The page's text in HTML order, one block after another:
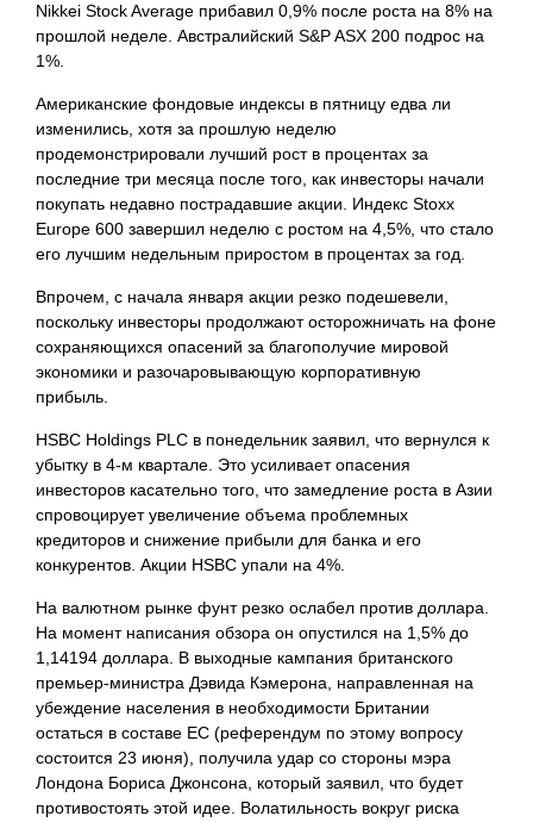
Nikkei Stock Average прибавил 0,9% после роста на 8% на
прошлой неделе. Австралийский S&P ASX 200 подрос на
1%.
Американские фондовые индексы в пятницу едва ли
изменились, хотя за прошлую неделю
продемонстрировали лучший рост в процентах за
последние три месяца после того, как инвесторы начали
покупать недавно пострадавшие акции. Индекс Stoxx
Europe 600 завершил неделю с ростом на 4,5%, что стало
его лучшим недельным приростом в процентах за год.
Впрочем, с начала января акции резко подешевели,
поскольку инвесторы продолжают осторожничать на фоне
сохраняющихся опасений за благополучие мировой
экономики и разочаровывающую корпоративную
прибыль.
HSBC Holdings PLC в понедельник заявил, что вернулся к
убытку в 4-м квартале. Это усиливает опасения
инвесторов касательно того, что замедление роста в Азии
спровоцирует увеличение объема проблемных
кредиторов и снижение прибыли для банка и его
конкурентов. Акции HSBC упали на 4%.
На валютном рынке фунт резко ослабел против доллара.
На момент написания обзора он опустился на 1,5% до
1,14194 доллара. В выходные кампания британского
премьер-министра Дэвида Кэмерона, направленная на
убеждение населения в необходимости Британии
остаться в составе ЕС (референдум по этому вопросу
состоится 23 июня), получила удар со стороны мэра
Лондона Бориса Джонсона, который заявил, что будет
противостоять этой идее. Волатильность вокруг риска